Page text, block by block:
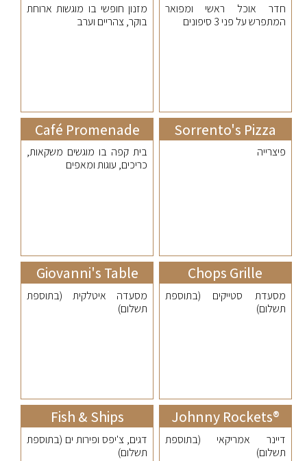
חדר אוכל ראשי ומפואר
המתפרש על פני 3 סיפונים
מזנון חופשי בו מוגשות ארוחת
בוקר, צהריים וערב
Sorrento's Pizza
פיצרייה
Café Promenade
בית קפה בו מוגשים משקאות,
כריכים, עוגות ומאפים
Chops Grille
מסעדת סטייקים (בתוספת
תשלום)
Giovanni's Table
מסעדה איטלקית (בתוספת
תשלום)
®Johnny Rockets
דיינר אמריקאי (בתוספת
תשלום)
Fish & Ships
דגים, צ'יפס ופירות ים (בתוספת
תשלום)